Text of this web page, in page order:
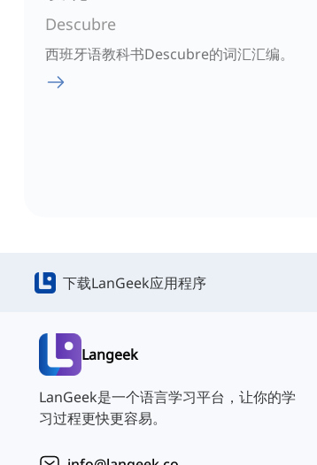
Descubre
西班牙语教科书Descubre的词汇汇编。
下载LanGeek应用程序
Langeek
LanGeek是一个语言学习平台，让你的学
习过程更快更容易。